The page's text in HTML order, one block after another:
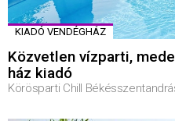
KIADÓ VENDÉGHÁZ
Közvetlen vízparti,
ház kiadó
Körösparti Chill